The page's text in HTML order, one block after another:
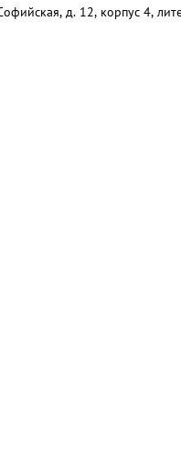
д. 12, корпус 4,